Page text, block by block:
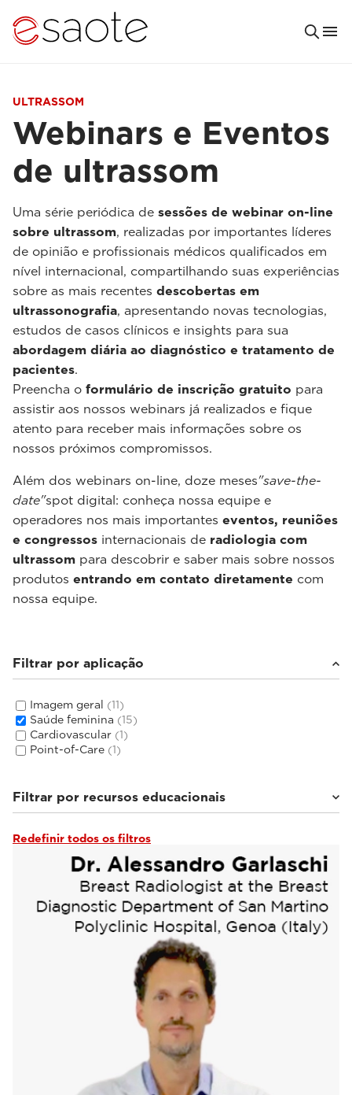
ULTRASSOM
Webinars e Eventos
de ultrassom
Uma série periódica de sessões de webinar on-line
sobre ultrassom, realizadas por importantes líderes
de opinião e profissionais médicos qualificados em
nível internacional, compartilhando suas experiências
sobre as mais recentes descobertas em
ultrassonografia, apresentando novas tecnologias,
estudos de casos clínicos e insights para sua
abordagem diária ao diagnóstico e tratamento de
pacientes.
Preencha o formulário de inscrição gratuito para
assistir aos nossos webinars já realizados e fique
atento para receber mais informações sobre os
nossos próximos compromissos.
Além dos webinars on-line, doze meses"save-the-
date"spot digital: conheça nossa equipe e
operadores nos mais importantes eventos, reuniões
e congressos internacionais de radiologia com
ultrassom para descobrir e saber mais sobre nossos
produtos entrando em contato diretamente com
nossa equipe.
Filtrar por aplicação
Imagem geral (11)
Saúde feminina (15)
Cardiovascular (1)
Point-of-Care (1)
Filtrar por recursos educacionais
De especialistas(2)
Webinars e Eventos
Documentação clínica(11)
Redefinir todos os filtros